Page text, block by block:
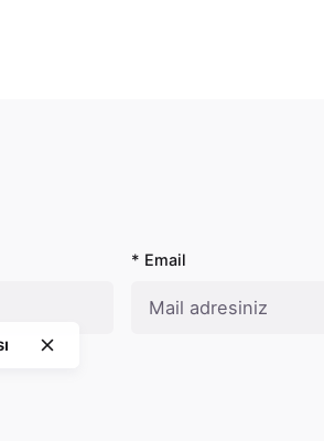
* Email